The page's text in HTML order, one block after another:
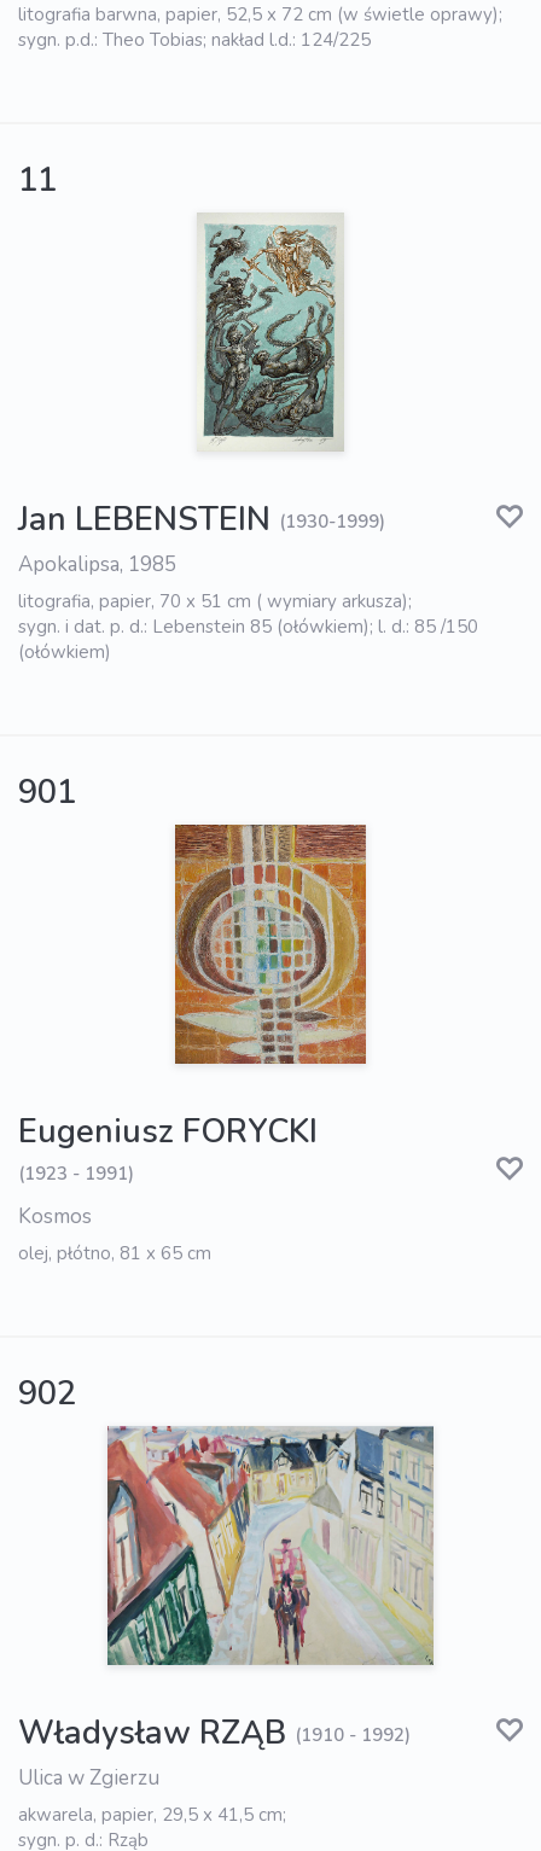
litografia barwna, papier, 52,5 x 72 cm (w świetle oprawy);
sygn. p.d.: Theo Tobias; nakład l.d.: 124/225
11
Jan LEBENSTEIN (1930-1999)
Apokalipsa, 1985
litografia, papier, 70 x 51 cm ( wymiary arkusza);
sygn. i dat. p. d.: Lebenstein 85 (ołówkiem); l. d.: 85 /150
(ołówkiem)
901
Eugeniusz FORYCKI
(1923 - 1991)
Kosmos
olej, płótno, 81 x 65 cm
902
Władysław RZĄB (1910 - 1992)
Ulica w Zgierzu
akwarela, papier, 29,5 x 41,5 cm;
sygn. p. d.: Rząb